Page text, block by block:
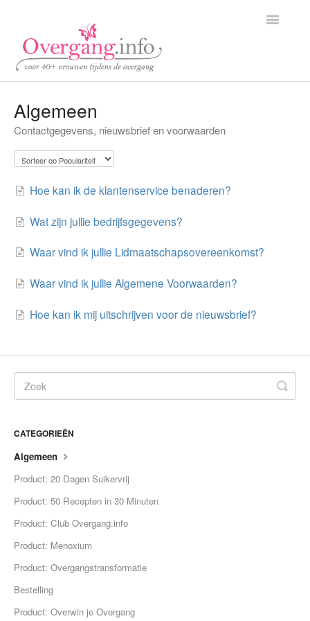
Toggle
Klantenservice
Contact
Algemeen
Contactgegevens, nieuwsbrief en voorwaarden
Hoe kan ik de klantenservice benaderen?
Wat zijn jullie bedrijfsgegevens?
Waar vind ik jullie Lidmaatschapsovereenkomst?
Waar vind ik jullie Algemene Voorwaarden?
Hoe kan ik mij uitschrijven voor de nieuwsbrief?
CATEGORIEËN
Algemeen
Product: 20 Dagen Suikervrij
Product: 50 Recepten in 30 Minuten
Product: Club Overgang.info
Product: Menoxium
Product: Overgangstransformatie
Bestelling
Product: Overwin je Overgang